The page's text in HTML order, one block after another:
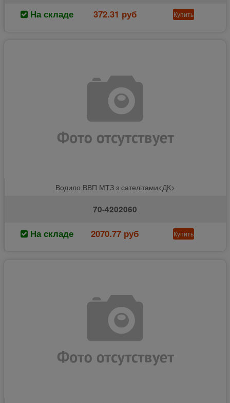
На складе 372.31 руб Купить
Водило ВВП МТЗ з сателітами<ДК>
70-4202060
На складе 2070.77 руб Купить